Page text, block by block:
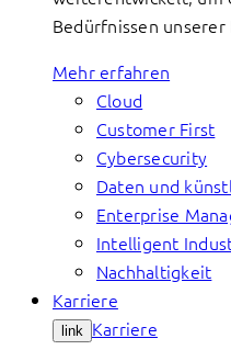
Bedürfnissen
Mehr erfahren
Cloud
Customer First
Cybersecurity
Daten und
Enterprise
Intelligent
Nachhaltigkeit
Karriere
link Karriere